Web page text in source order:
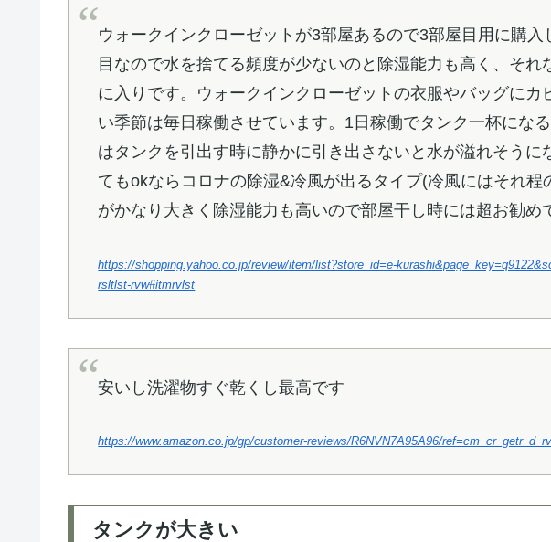
ウォークインクローゼットが3部屋あるので3部屋目用に購入
目なので水を捨てる頻度が少ないのと除湿能力も高く、それ
に入りです。ウォークインクローゼットの衣服やバッグにカ
い季節は毎日稼働させています。1日稼働でタンク一杯にな
はタンクを引出す時に静かに引き出さないと水が溢れそうに
てもokならコロナの除湿&冷風が出るタイプ(冷風にはそれ程
がかなり大きく除湿能力も高いので部屋干し時には超お勧め
https://shopping.yahoo.co.jp/review/item/list?store_id=e-
rsltlst-rvw#itmrvlst
安いし洗濯物すぐ乾くし最高です
https://www.amazon.co.jp/gp/customer-reviews/R6NVN7A95A96/
タンクが大きい